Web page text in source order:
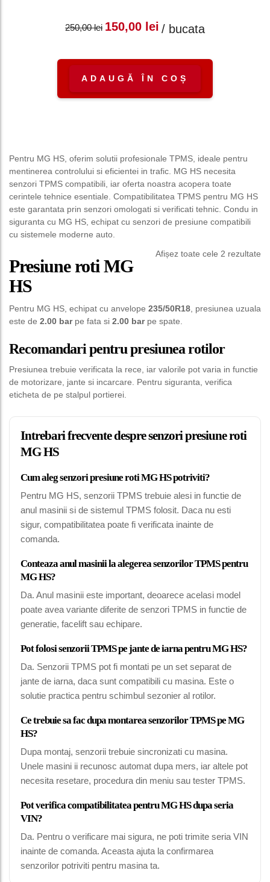
250,00lei
Prețul inițial a fost:
150,00 lei
Prețul curent
/ bucata
ADAUGĂ ÎN COȘ
Pentru MG HS, oferim solutii profesionale TPMS, ideale pentru
mentinerea controlului si eficientei in trafic. MG HS necesita
senzori TPMS compatibili, iar oferta noastra acopera toate
cerintele tehnice esentiale. Compatibilitatea TPMS pentru MG HS
este garantata prin senzori omologati si verificati tehnic. Condu in
siguranta cu MG HS, echipat cu senzori de presiune compatibili
cu sistemele moderne auto.
Afișez toate cele 2 rezultate
Presiune roti MG
HS
Pentru MG HS, echipat cu anvelope 235/50R18 , presiunea uzuala
este de 2.00 barpe fata si 2.00 barpe spate.
Recomandari pentru presiunea rotilor
Presiunea trebuie verificata la rece, iar valorile pot varia in functie
de motorizare, jante si incarcare. Pentru siguranta, verifica
eticheta de pe stalpul portierei.
Intrebari frecvente despre senzori presiune roti
MG HS
Cum aleg senzori presiune roti MG HS potriviti?
Pentru MG HS, senzorii TPMS trebuie alesi in functie de
anul masinii si de sistemul TPMS folosit. Daca nu esti
sigur, compatibilitatea poate fi verificata inainte de
comanda.
Conteaza anul masinii la alegerea senzorilor TPMS pentru
MG HS?
Da. Anul masinii este important, deoarece acelasi model
poate avea variante diferite de senzori TPMS in functie de
generatie, facelift sau echipare.
Pot folosi senzorii TPMS pe jante de iarna pentru MG HS?
Da. Senzorii TPMS pot fi montati pe un set separat de
jante de iarna, daca sunt compatibili cu masina. Este o
solutie practica pentru schimbul sezonier al rotilor.
Ce trebuie sa fac dupa montarea senzorilor TPMS pe MG
HS?
Dupa montaj, senzorii trebuie sincronizati cu masina.
Unele masini ii recunosc automat dupa mers, iar altele pot
necesita resetare, procedura din meniu sau tester TPMS.
Pot verifica compatibilitatea pentru MG HS dupa seria
VIN?
Da. Pentru o verificare mai sigura, ne poti trimite seria VIN
inainte de comanda. Aceasta ajuta la confirmarea
senzorilor potriviti pentru masina ta.